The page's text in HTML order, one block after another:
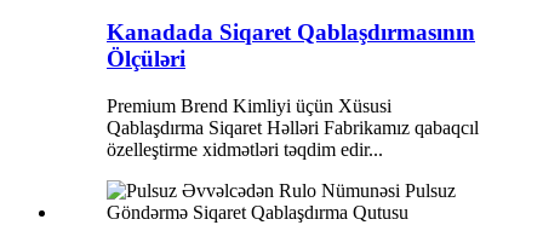
Kanadada Siqaret Qablaşdırmasının
Ölçüləri
Premium Brend Kimliyi üçün Xüsusi
Qablaşdırma Siqaret Həlləri Fabrikamız qabaqcıl
özelleştirme xidmətləri təqdim edir...